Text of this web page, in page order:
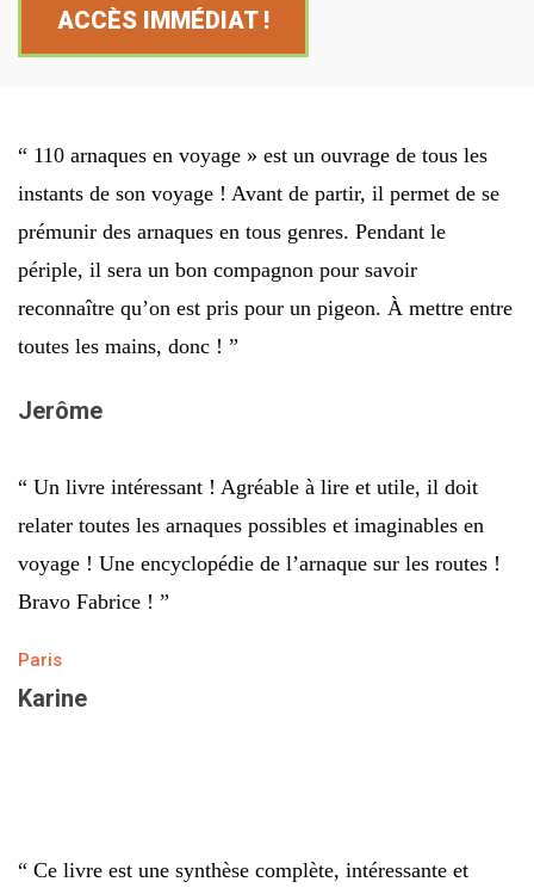
ACCÈS IMMÉDIAT !
“ 110 arnaques en voyage » est un ouvrage de tous les
instants de son voyage ! Avant de partir, il permet de se
prémunir des arnaques en tous genres. Pendant le
périple, il sera un bon compagnon pour savoir
reconnaître qu’on est pris pour un pigeon. À mettre entre
toutes les mains, donc ! ”
Jerôme
“ Un livre intéressant ! Agréable à lire et utile, il doit
relater toutes les arnaques possibles et imaginables en
voyage ! Une encyclopédie de l’arnaque sur les routes !
Bravo Fabrice ! ”
Paris
Karine
“ Ce livre est une synthèse complète, intéressante et